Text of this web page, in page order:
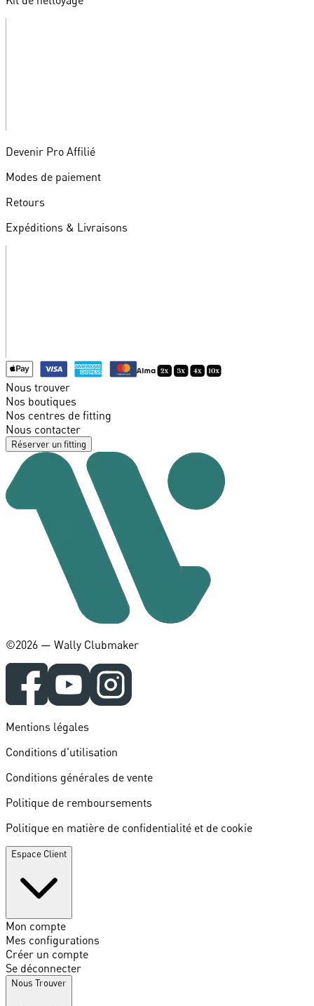
Devenir Pro Affilié
Modes de paiement
Retours
Expéditions & Livraisons
Nous trouver
Nos boutiques
Nos centres de fitting
Nous contacter
Réserver un fitting
©️2026 — Wally Clubmaker
Mentions légales
Conditions d'utilisation
Conditions générales de vente
Politique de remboursements
Politique en matière de confidentialité et de cookie
Espace Client
Mon compte
Mes configurations
Créer un compte
Se déconnecter
Nous Trouver